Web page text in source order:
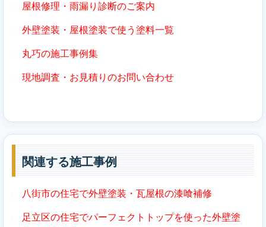
屋根修理・雨漏り診断のご案内
外壁塗装・屋根塗装で使う塗料一覧
丸巧の施工事例集
現地調査・お見積りのお問い合わせ
関連する施工事例
八街市の住宅で外壁塗装・瓦屋根の漆喰補修
足立区の住宅でパーフェクトトップを使った外壁塗